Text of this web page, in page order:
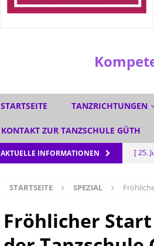
STARTSEITE TANZRICHTUNGEN
KONTAKT ZUR TANZSCHULE GÜTH
AKTUELLE INFORMATIONEN [ 25.
[ 3.
[ 5.
STARTSEITE SPEZIAL
Fröhlicher